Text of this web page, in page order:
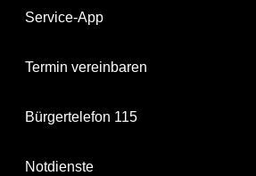
Service-App
Termin vereinbaren
Bürgertelefon 115
Notdienste